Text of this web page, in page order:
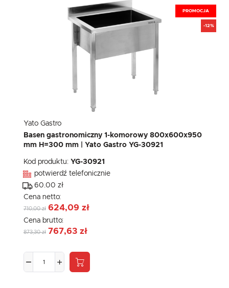
PROMOCJA
-12%
Yato Gastro
Basen gastronomiczny 1-komorowy 800x600x950
mm H=300 mm | Yato Gastro YG-30921
Kod produktu: YG-30921
potwierdź telefonicznie
60.00 zł
Cena netto:
710,00 zł 624,09 zł
Cena brutto:
873,30 zł 767,63 zł